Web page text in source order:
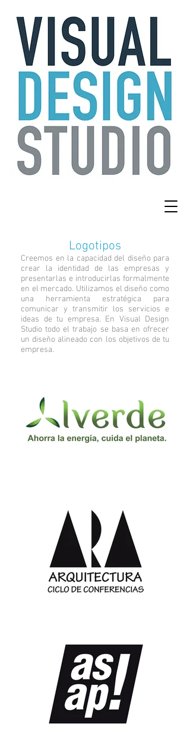
Logotipos
Creemos en la capacidad del diseño para
crear la identidad de las empresas y
presentarlas e introducirlas formalmente
en el mercado. Utilizamos el diseño como
una herramienta estratégica para
comunicar y transmitir los servicios e
ideas de tu empresa. En Visual Design
Studio todo el trabajo se basa en ofrecer
un diseño alineado con los objetivos de tu
empresa.